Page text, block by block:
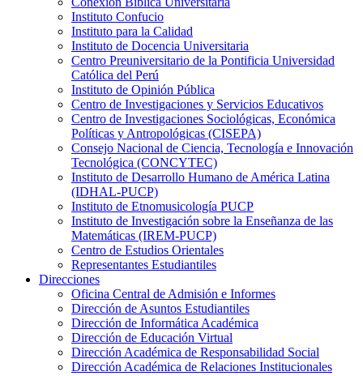
Instituto Confucio
Instituto para la Calidad
Instituto de Docencia Universitaria
Centro Preuniversitario de la Pontificia Universidad
Católica del Perú
Instituto de Opinión Pública
Centro de Investigaciones y Servicios Educativos
Centro de Investigaciones Sociológicas, Económica
Políticas y Antropológicas (CISEPA)
Consejo Nacional de Ciencia, Tecnología e Innovación
Tecnológica (CONCYTEC)
Instituto de Desarrollo Humano de América Latina
(IDHAL-PUCP)
Instituto de Etnomusicología PUCP
Instituto de Investigación sobre la Enseñanza de las
Matemáticas (IREM-PUCP)
Centro de Estudios Orientales
Representantes Estudiantiles
Direcciones
Oficina Central de Admisión e Informes
Dirección de Asuntos Estudiantiles
Dirección de Informática Académica
Dirección de Educación Virtual
Dirección Académica de Responsabilidad Social
Dirección Académica de Relaciones Institucionales